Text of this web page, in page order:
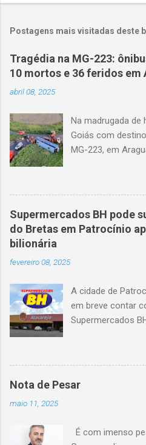
Postagens mais visitadas deste
Tragédia na MG-223:
10 mortos e 36 feridos em
abril 08, 2025
Na madrugada de
Goiás com
MG-223, em
volta das 3h40,
quando o
veículo,
capotou em uma
vítimas fatais, há
Supermercados BH pode
do Bretas em Patrocínio
bilionária
fevereiro 08, 2025
A cidade de
em breve contar
Supermercados
o braço mineiro
milhões,
Guimarães, 455,
Nota de Pesar
maio 11, 2025
É com imenso